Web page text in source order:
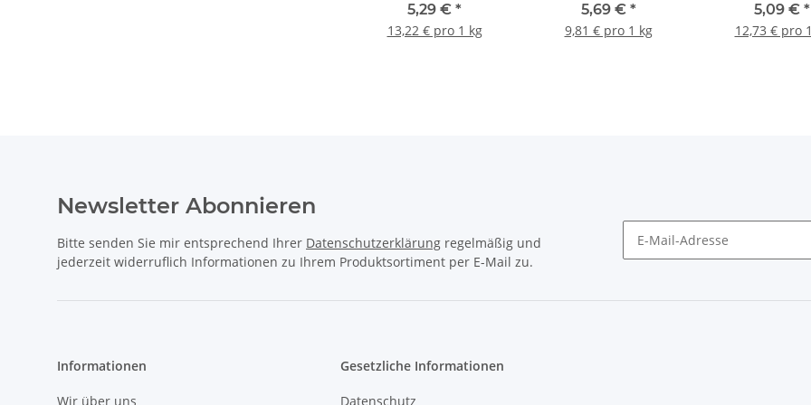
5x80g Glas
5,29 € *
13,22 € pro 1 kg
5,69 € *
9,81 € pro 1 kg
5,09 € *
12,73 € pro
Newsletter Abonnieren
Bitte senden Sie mir entsprechend Ihrer Datenschutzerklärung regelmäßig und
jederzeit widerruflich Informationen zu Ihrem Produktsortiment per E-Mail zu.
Informationen
Wir über uns
Gesetzliche Informationen
Datenschutz